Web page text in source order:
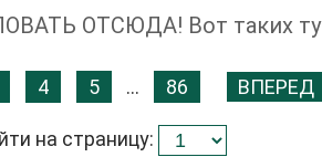
ОТСЮДА! Вот таких
4 5 ... 86 ВПЕРЕД
на страницу: